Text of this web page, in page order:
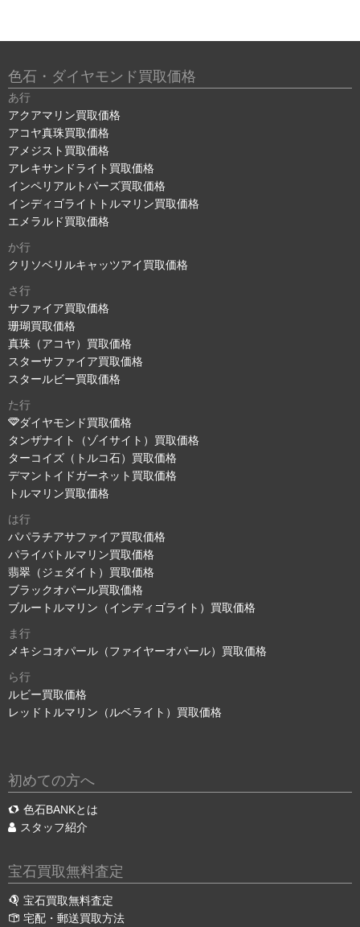
色石・ダイヤモンド買取価格
あ行
アクアマリン買取価格
アコヤ真珠買取価格
アメジスト買取価格
アレキサンドライト買取価格
インペリアルトパーズ買取価格
インディゴライトトルマリン買取価格
エメラルド買取価格
か行
クリソベリルキャッツアイ買取価格
さ行
サファイア買取価格
珊瑚買取価格
真珠（アコヤ）買取価格
スターサファイア買取価格
スタールビー買取価格
た行
ダイヤモンド買取価格
タンザナイト（ゾイサイト）買取価格
ターコイズ（トルコ石）買取価格
デマントイドガーネット買取価格
トルマリン買取価格
は行
パパラチアサファイア買取価格
パライバトルマリン買取価格
翡翠（ジェダイト）買取価格
ブラックオパール買取価格
ブルートルマリン（インディゴライト）買取価格
ま行
メキシコオパール（ファイヤーオパール）買取価格
ら行
ルビー買取価格
レッドトルマリン（ルベライト）買取価格
初めての方へ
色石BANKとは
スタッフ紹介
宝石買取無料査定
宝石買取無料査定
宅配・郵送買取方法